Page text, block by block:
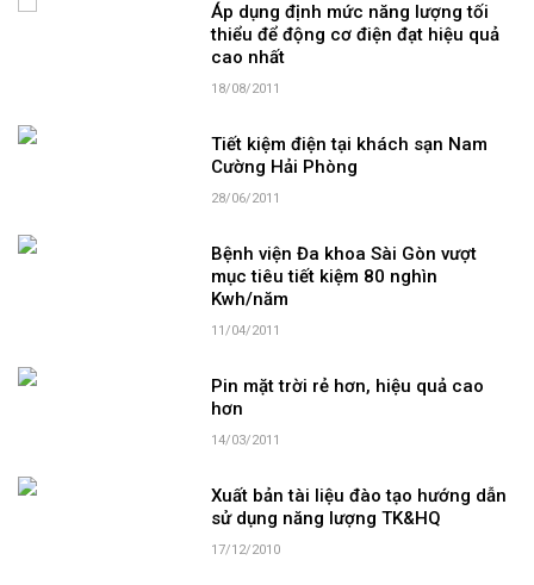
Áp dụng định mức năng lượng tối
thiểu để động cơ điện đạt hiệu quả
cao nhất
18/08/2011
Tiết kiệm điện tại khách sạn Nam
Cường Hải Phòng
28/06/2011
Bệnh viện Đa khoa Sài Gòn vượt
mục tiêu tiết kiệm 80 nghìn
Kwh/năm
11/04/2011
Pin mặt trời rẻ hơn, hiệu quả cao
hơn
14/03/2011
Xuất bản tài liệu đào tạo hướng dẫn
sử dụng năng lượng TK&HQ
17/12/2010